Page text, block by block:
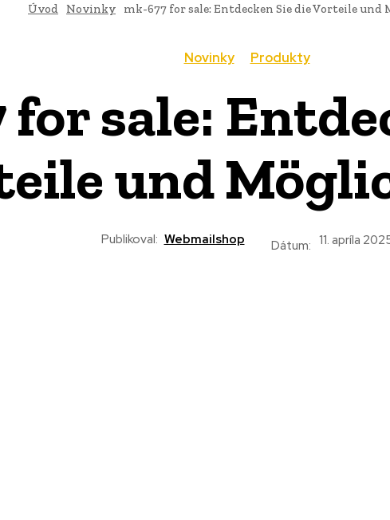
Úvod Novinky mk-677 for sale: Entdecken Sie die Vorteile und
Novinky Produkty
for sale:
und
Publikoval: Webmailshop Dátum: 11. apríla